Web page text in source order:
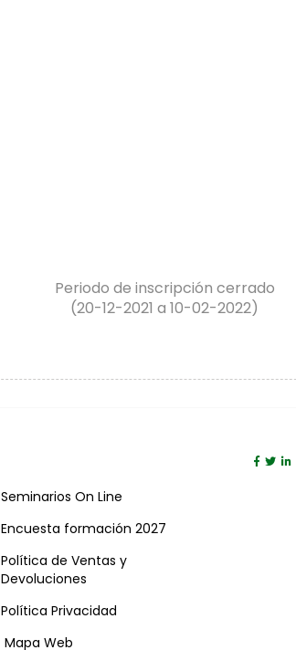
Periodo de inscripción cerrado
(20-12-2021 a 10-02-2022)
Seminarios On Line
Encuesta formación 2027
Política de Ventas y
Devoluciones
Política Privacidad
Mapa Web